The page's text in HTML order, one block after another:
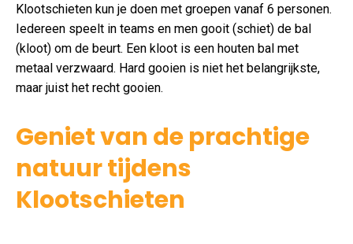
Klootschieten kun je doen met groepen vanaf 6 personen.
Iedereen speelt in teams en men gooit (schiet) de bal
(kloot) om de beurt. Een kloot is een houten bal met
metaal verzwaard. Hard gooien is niet het belangrijkste,
maar juist het recht gooien.
Geniet van de prachtige
natuur tijdens
Klootschieten